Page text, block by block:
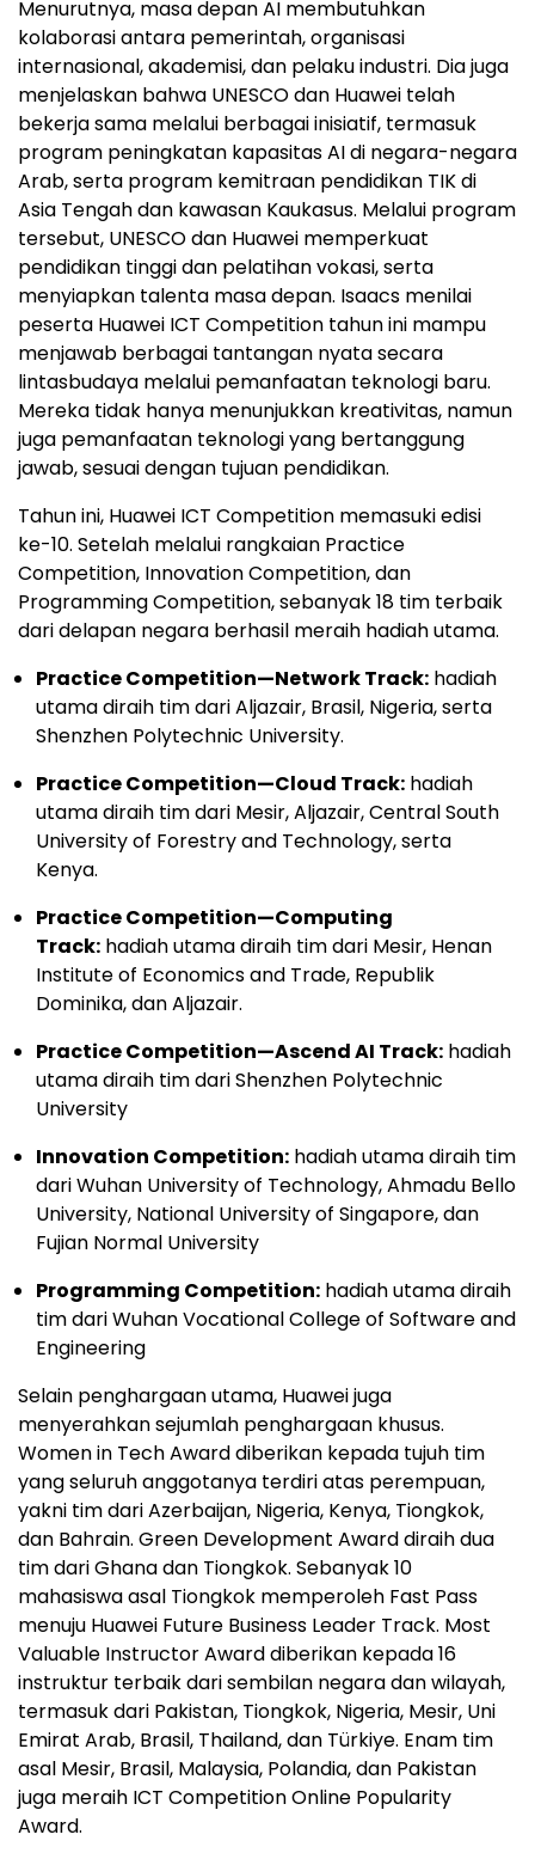
Menurutnya, masa depan AI membutuhkan
kolaborasi antara pemerintah, organisasi
internasional, akademisi, dan pelaku industri. Dia juga
menjelaskan bahwa UNESCO dan Huawei telah
bekerja sama melalui berbagai inisiatif, termasuk
program peningkatan kapasitas AI di negara-negara
Arab, serta program kemitraan pendidikan TIK di
Asia Tengah dan kawasan Kaukasus. Melalui program
tersebut, UNESCO dan Huawei memperkuat
pendidikan tinggi dan pelatihan vokasi, serta
menyiapkan talenta masa depan. Isaacs menilai
peserta Huawei ICT Competition tahun ini mampu
menjawab berbagai tantangan nyata secara
lintasbudaya melalui pemanfaatan teknologi baru.
Mereka tidak hanya menunjukkan kreativitas, namun
juga pemanfaatan teknologi yang bertanggung
jawab, sesuai dengan tujuan pendidikan.
Tahun ini, Huawei ICT Competition memasuki edisi
ke-10. Setelah melalui rangkaian Practice
Competition, Innovation Competition, dan
Programming Competition, sebanyak 18 tim terbaik
dari delapan negara berhasil meraih hadiah utama.
Practice Competition—Network Track: hadiah
utama diraih tim dari Aljazair, Brasil, Nigeria, serta
Shenzhen Polytechnic University.
Practice Competition—Cloud Track: hadiah
utama diraih tim dari Mesir, Aljazair, Central South
University of Forestry and Technology, serta
Kenya.
Practice Competition—Computing
Track: hadiah utama diraih tim dari Mesir, Henan
Institute of Economics and Trade, Republik
Dominika, dan Aljazair.
Practice Competition—Ascend AI Track: hadiah
utama diraih tim dari Shenzhen Polytechnic
University
Innovation Competition: hadiah utama diraih tim
dari Wuhan University of Technology, Ahmadu Bello
University, National University of Singapore, dan
Fujian Normal University
Programming Competition: hadiah utama diraih
tim dari Wuhan Vocational College of Software and
Engineering
Selain penghargaan utama, Huawei juga
menyerahkan sejumlah penghargaan khusus.
Women in Tech Award diberikan kepada tujuh tim
yang seluruh anggotanya terdiri atas perempuan,
yakni tim dari Azerbaijan, Nigeria, Kenya, Tiongkok,
dan Bahrain. Green Development Award diraih dua
tim dari Ghana dan Tiongkok. Sebanyak 10
mahasiswa asal Tiongkok memperoleh Fast Pass
menuju Huawei Future Business Leader Track. Most
Valuable Instructor Award diberikan kepada 16
instruktur terbaik dari sembilan negara dan wilayah,
termasuk dari Pakistan, Tiongkok, Nigeria, Mesir, Uni
Emirat Arab, Brasil, Thailand, dan Türkiye. Enam tim
asal Mesir, Brasil, Malaysia, Polandia, dan Pakistan
juga meraih ICT Competition Online Popularity
Award.